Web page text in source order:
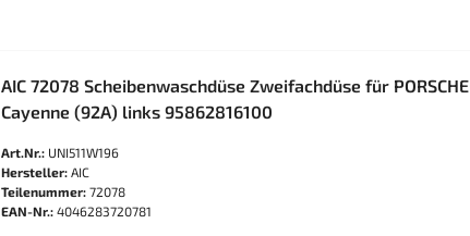
AIC 72078 Scheibenwaschdüse Zweifachdüse für PORSCHE
Cayenne (92A) links 95862816100
Art.Nr.: UNI511W196
Hersteller: AIC
Teilenummer: 72078
EAN-Nr.: 4046283720781